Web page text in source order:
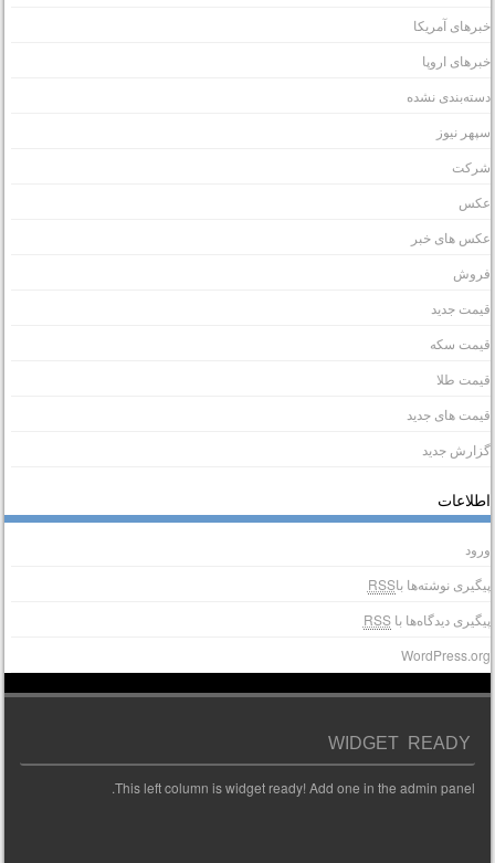
آمریکا
اروپا
نشده
نیوز
های خبر
جدید
سکه
طلا
های جدید
جدید
نوشته‌ها باRSS
دیدگاه‌ها باRSS
WIDGET READY
This left column is widget ready! Add one in the admin panel.